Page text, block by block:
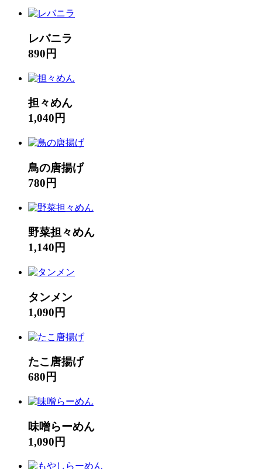
レバニラ
890円
担々めん
1,040円
鳥の唐揚げ
780円
野菜担々めん
1,140円
タンメン
1,090円
たこ唐揚げ
680円
味噌らーめん
1,090円